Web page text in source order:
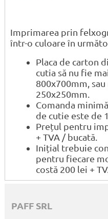
Imprimarea prin
într-o culoare în
Placa de carton
cutia să nu fie
800x700mm,
250x250mm.
Comanda
de cutie este de
Prețul pentru
+ TVA / bucată.
Inițial trebuie
pentru fiecare
costă 200 lei +
PAFF SRL